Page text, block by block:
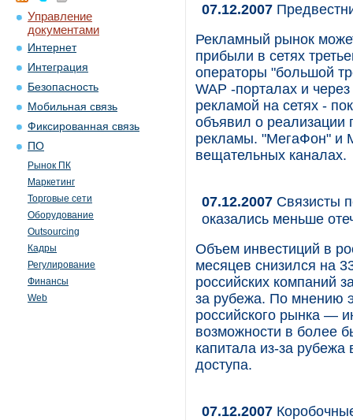
Управление
документами
Интернет
Интеграция
Безопасность
Мобильная связь
Фиксированная связь
ПО
Рынок ПК
Маркетинг
Торговые сети
Оборудование
Outsourcing
Кадры
Регулирование
Финансы
Web
07.12.2007
Рекламный рынок
прибыли в сетях
операторы "большой
WAP -порталах и
рекламой на сетях -
объявил о реализации
рекламы. "МегаФон" и
вещательных каналах.
07.12.2007 Связисты
оказались меньше
Объем инвестиций в
месяцев снизился на
российских компаний
за рубежа. По мнению
российского рынка —
возможности в более
капитала из-за
доступа.
07.12.2007